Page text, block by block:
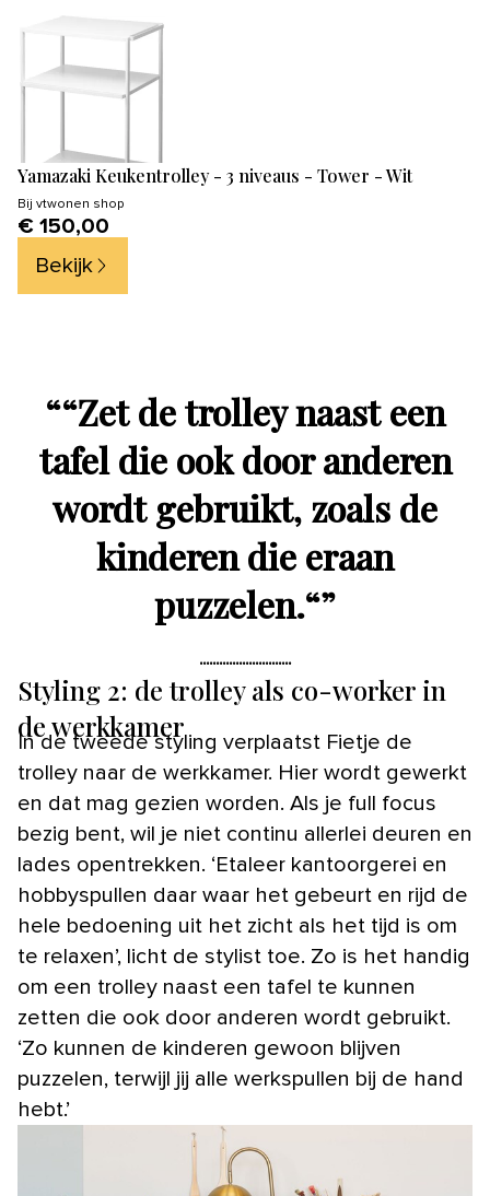
Yamazaki Keukentrolley - 3 niveaus - Tower - Wit
Bij vtwonen shop
€ 150,00
Bekijk
““Zet de trolley naast een
tafel die ook door anderen
wordt gebruikt, zoals de
kinderen die eraan
puzzelen.“”
Styling 2: de trolley als co-worker in
de werkkamer
In de tweede styling verplaatst Fietje de
trolley naar de werkkamer. Hier wordt gewerkt
en dat mag gezien worden. Als je full focus
bezig bent, wil je niet continu allerlei deuren en
lades opentrekken. ‘Etaleer kantoorgerei en
hobbyspullen daar waar het gebeurt en rijd de
hele bedoening uit het zicht als het tijd is om
te relaxen’, licht de stylist toe. Zo is het handig
om een trolley naast een tafel te kunnen
zetten die ook door anderen wordt gebruikt.
‘Zo kunnen de kinderen gewoon blijven
puzzelen, terwijl jij alle werkspullen bij de hand
hebt.’